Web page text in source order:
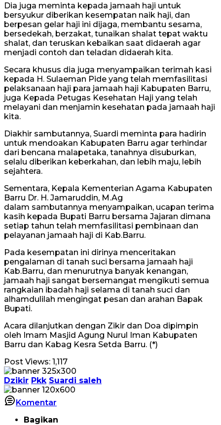
Dia juga meminta kepada jamaah haji untuk
bersyukur diberikan kesempatan naik haji, dan
berpesan gelar haji ini dijaga, membantu sesama,
bersedekah, berzakat, tunaikan shalat tepat waktu
shalat, dan teruskan kebaikan saat didaerah agar
menjadi contoh dan teladan didaerah kita.
Secara khusus dia juga menyampaikan terimah kasi
kepada H. Sulaeman Pide yang telah memfasilitasi
pelaksanaan haji para jamaah haji Kabupaten Barru,
juga Kepada Petugas Kesehatan Haji yang telah
melayani dan menjamin kesehatan pada jamaah haji
kita.
Diakhir sambutannya, Suardi meminta para hadirin
untuk mendoakan Kabupaten Barru agar terhindar
dari bencana malapetaka, tanahnya disuburkan,
selalu diberikan keberkahan, dan lebih maju, lebih
sejahtera.
Sementara, Kepala Kementerian Agama Kabupaten
Barru Dr. H. Jamaruddin, M.Ag
dalam sambutannya menyampaikan, ucapan terima
kasih kepada Bupati Barru bersama Jajaran dimana
setiap tahun telah memfasilitasi pembinaan dan
pelayanan jamaah haji di Kab.Barru.
Pada kesempatan ini dirinya menceritakan
pengalaman di tanah suci bersama jamaah haji
Kab.Barru, dan menurutnya banyak kenangan,
jamaah haji sangat bersemangat mengikuti semua
rangkaian ibadah haji selama di tanah suci dan
alhamdulilah mengingat pesan dan arahan Bapak
Bupati.
Acara dilanjutkan dengan Zikir dan Doa dipimpin
oleh Imam Masjid Agung Nurul Iman Kabupaten
Barru dan Kabag Kesra Setda Barru. (*)
Post Views: 1,117
Dzikir Pkk Suardi saleh
Komentar
Bagikan